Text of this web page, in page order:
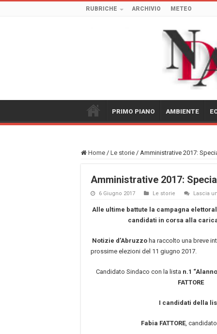
RUBRICHE ARCHIVIO METEO
PRIMO PIANO AMBIENTE
Home / Le storie / Amministrative 2017:
Amministrative 2017:
6 Giugno 2017 Le storie Lascia
Alle ultime battute la campagna
candidati in corsa alla
Notizie d’Abruzzo ha raccolto una breve
prossime elezioni del 11 giugno 2017.
Candidato Sindaco con la lista n.1
FATTORE
I candidati della
Fabia FATTORE,